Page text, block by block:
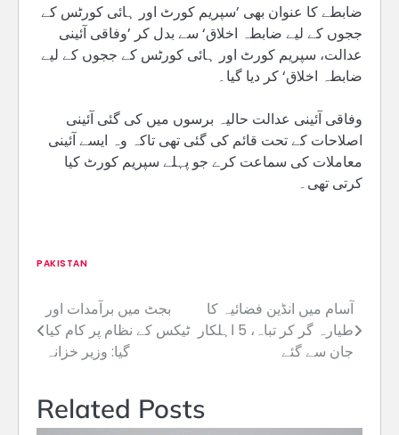
ضابطے کا عنوان بھی ’سپریم کورٹ اور ہائی کورٹس کے
ججوں کے لیے ضابطہ اخلاق‘ سے بدل کر ’وفاقی آئینی
عدالت، سپریم کورٹ اور ہائی کورٹس کے ججوں کے لیے
ضابطہ اخلاق‘ کر دیا گیا۔
وفاقی آئینی عدالت حالیہ برسوں میں کی گئی آئینی
اصلاحات کے تحت قائم کی گئی تھی تاکہ وہ ایسے آئینی
معاملات کی سماعت کرے جو پہلے سپریم کورٹ کیا
کرتی تھی۔
PAKISTAN
Post
navigation
بجٹ میں برآمدات اور
ٹیکس کے نظام پر کام کیا
گیا: وزیر خزانہ
آسام میں انڈین فضائیہ کا
طیارہ گر کر تباہ، 5 اہلکار
جان سے گئے
Related Posts